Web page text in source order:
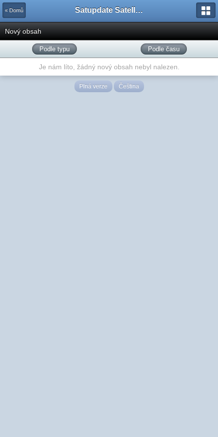
« Domů Satupdate Satellite Support Project
Nový obsah
Podle typu Podle času
Je nám líto, žádný nový obsah nebyl nalezen.
Plná verze Čeština